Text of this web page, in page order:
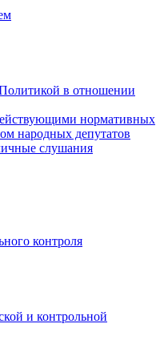
в отношении
нормативных
народных депутатов
слушания
контроля
и контрольной